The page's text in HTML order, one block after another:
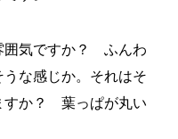
囲気ですか？ ふんわ
な感じか。それはそ
すか？ 葉っぱが丸い